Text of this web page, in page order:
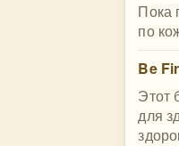
Пока
по
Be
Этот
для